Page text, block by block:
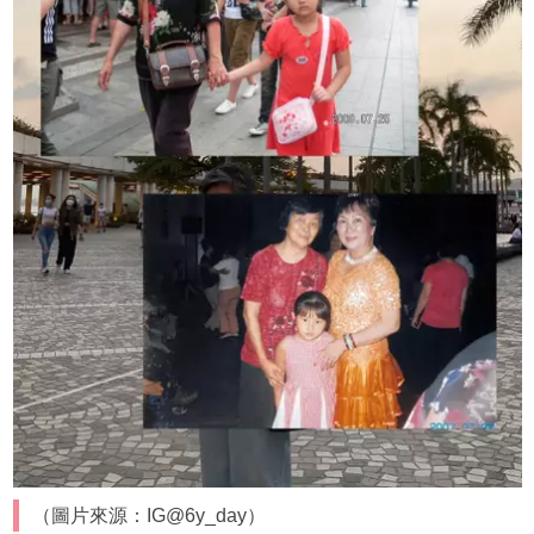
（圖片來源：IG@6y_day）